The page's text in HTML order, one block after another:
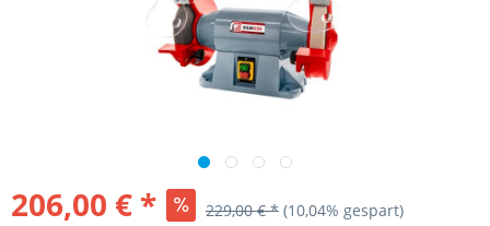
206,00 € * 229,00 € * (10,04% gespart)